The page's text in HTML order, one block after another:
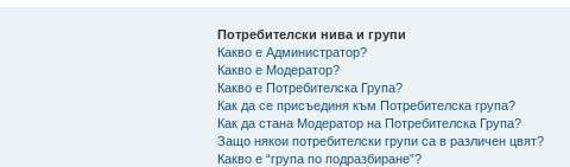
Потребителски нива и групи
Какво е Администратор?
Какво е Модератор?
Какво е Потребителска Група?
Как да се присъединя към Потребителска група?
Как да стана Модератор на Потребителска Група?
Защо някои потребителски групи са в различен цвят?
Какво е “група по подразбиране”?